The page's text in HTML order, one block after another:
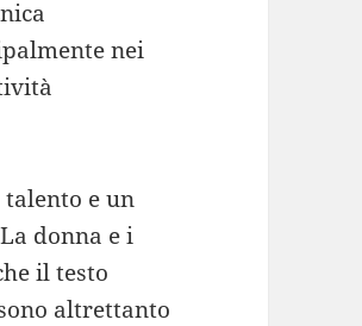
nei
talento e un
donna e i
il testo
altrettanto